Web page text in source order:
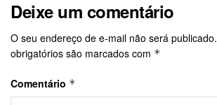
Deixe um comentário
O seu endereço de e-mail não será publicado.
obrigatórios são marcados com *
Comentário *